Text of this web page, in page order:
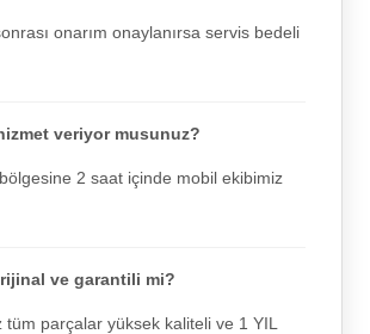
onarım onaylanırsa servis bedeli
veriyor musunuz?
2 saat içinde mobil ekibimiz
ve garantili mi?
tüm parçalar yüksek kaliteli ve 1 YIL